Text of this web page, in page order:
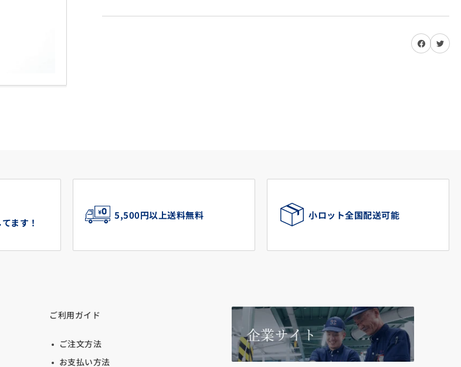
Facebookでシェアする
ます！
5,500円以上送料無料 小ロット全国配送可能
ご利用ガイド
ご注文方法
お支払い方法